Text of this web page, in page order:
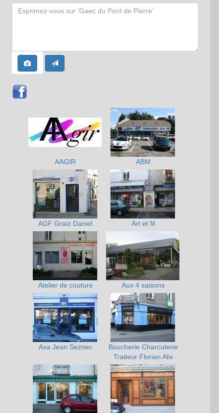
AAGIR ABM
AGF Graiz Daniel Art et fil
Atelier de couture Aux 4 saisons
Axa Jean Seznec
Boucherie Charcuterie
Traiteur Florian Alix